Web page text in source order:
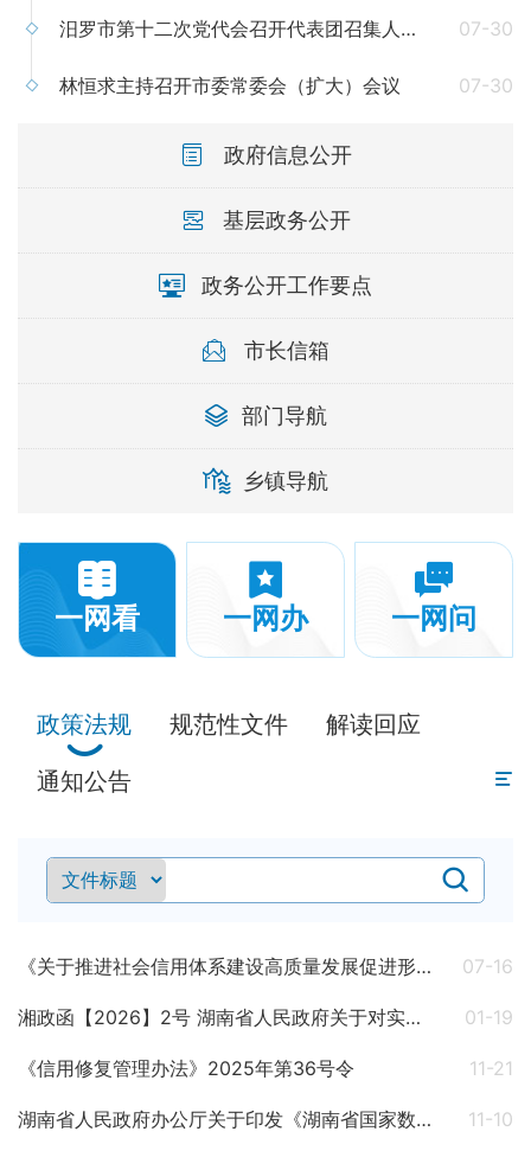
汨罗市第十二次党代会召开代表团召集人会议 07-30
林恒求主持召开市委常委会（扩大）会议 07-30
政府信息公开
基层政务公开
政务公开工作要点
市长信箱
部门导航
乡镇导航
一网看 一网办 一网问
政策法规 规范性文件
解读回应
通知公告
《关于推进社会信用体系建设高质量发展促进形成新发展格局的意见》 07-16
湘政函【2026】2号 湖南省人民政府关于对实施“七大攻坚”表现优异单位予以表扬的通报 01-19
《信用修复管理办法》2025年第36号令 11-21
湖南省人民政府办公厅关于印发《湖南省国家数据要素综合试验区建设方案（2025—2027年）》的通知 11-10